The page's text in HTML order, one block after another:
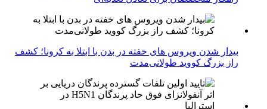
بیدار شدن ویروس‌ های خفته در بدن با ابتلا به کرونا؛ کشف
راز بزرگ کووید طولانی‌مدت